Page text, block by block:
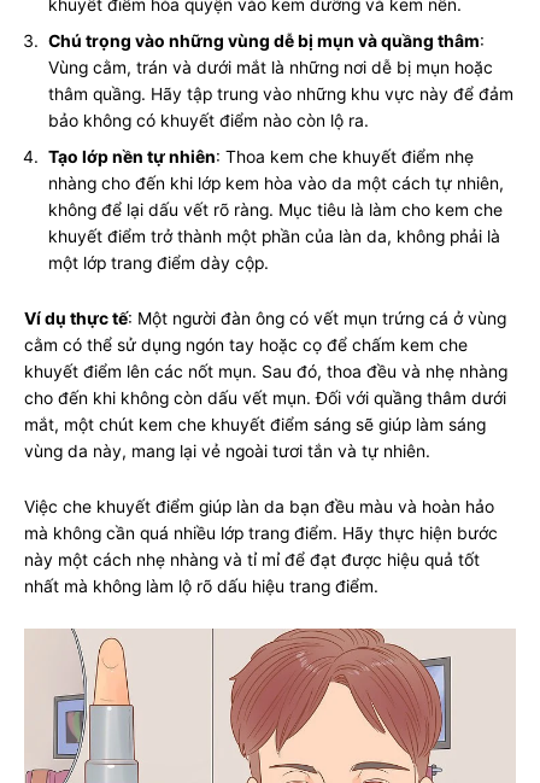
khuyết điểm hòa quyện vào kem dưỡng và kem nền.
Chú trọng vào những vùng dễ bị mụn và quầng thâm:
Vùng cằm, trán và dưới mắt là những nơi dễ bị mụn hoặc
thâm quầng. Hãy tập trung vào những khu vực này để đảm
bảo không có khuyết điểm nào còn lộ ra.
Tạo lớp nền tự nhiên: Thoa kem che khuyết điểm nhẹ
nhàng cho đến khi lớp kem hòa vào da một cách tự nhiên,
không để lại dấu vết rõ ràng. Mục tiêu là làm cho kem che
khuyết điểm trở thành một phần của làn da, không phải là
một lớp trang điểm dày cộp.
Ví dụ thực tế: Một người đàn ông có vết mụn trứng cá ở vùng
cằm có thể sử dụng ngón tay hoặc cọ để chấm kem che
khuyết điểm lên các nốt mụn. Sau đó, thoa đều và nhẹ nhàng
cho đến khi không còn dấu vết mụn. Đối với quầng thâm dưới
mắt, một chút kem che khuyết điểm sáng sẽ giúp làm sáng
vùng da này, mang lại vẻ ngoài tươi tắn và tự nhiên.
Việc che khuyết điểm giúp làn da bạn đều màu và hoàn hảo
mà không cần quá nhiều lớp trang điểm. Hãy thực hiện bước
này một cách nhẹ nhàng và tỉ mỉ để đạt được hiệu quả tốt
nhất mà không làm lộ rõ dấu hiệu trang điểm.